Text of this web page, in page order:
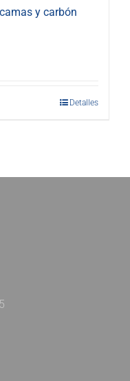
y carbón
Detalles